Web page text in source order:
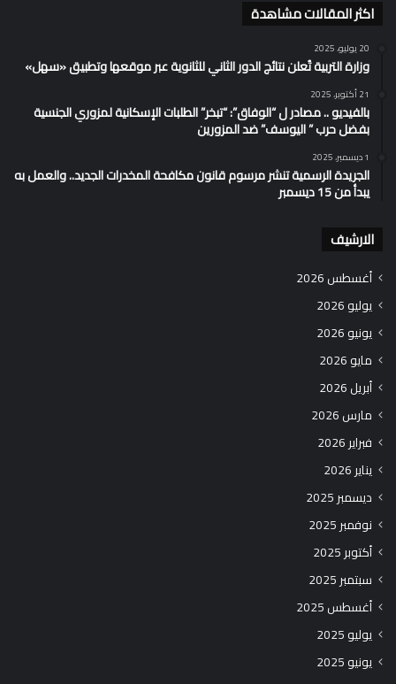
اكثر المقالات مشاهدة
20 يوليو، 2025
وزارة التربية تُعلن نتائج الدور الثاني للثانوية عبر موقعها وتطبيق «سهل»
21 أكتوبر، 2025
بالفيديو .. مصادر ل “الوفاق”: “تبخر” الطلبات الإسكانية لمزوري الجنسية
بفضل حرب ” اليوسف” ضد المزورين
1 ديسمبر، 2025
الجريدة الرسمية تنشر مرسوم قانون مكافحة المخدرات الجديد.. والعمل به
يبدأ من 15 ديسمبر
الارشيف
أغسطس 2026
يوليو 2026
يونيو 2026
مايو 2026
أبريل 2026
مارس 2026
فبراير 2026
يناير 2026
ديسمبر 2025
نوفمبر 2025
أكتوبر 2025
سبتمبر 2025
أغسطس 2025
يوليو 2025
يونيو 2025